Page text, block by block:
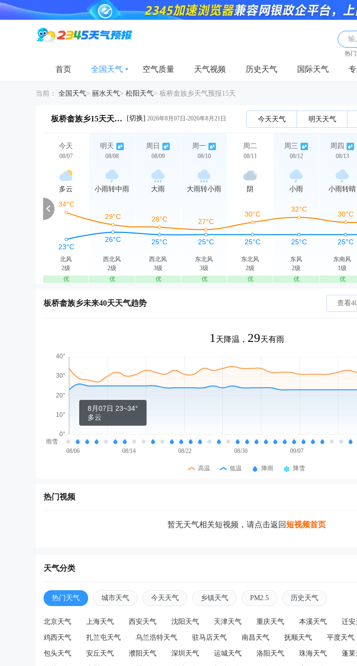
输
热
首页 全国天气 空气质量 天气视频 历史天气 国际天气
当前： 全国天气> 丽水天气> 松阳天气> 板桥畲族乡天气预报15天
板桥畲族乡15天天气详情 [切换] 2026年8月07日-2026年8月21日 今天天气 明天天气
今天
08/07
多云
北风
2级
优
明天
08/08
小雨转中雨
西北风
2级
优
周日
08/09
大雨
西北风
3级
优
周一
08/10
大雨转小雨
东北风
3级
优
周二
08/11
阴
东北风
2级
优
周三
08/12
小雨
东风
2级
优
周四
08/13
小雨转晴
东南风
1级
优
板桥畲族乡未来40天天气趋势 查看
1 天降温， 29天有雨
8月07日 23~34°
多云
雨雪
08/06
08/14 08/22 08/30 09/07
高温 低温 降雨 降雪
热门视频
暂无天气相关短视频，请点击返回短视频首页
天气分类
热门天气 城市天气 今天天气 乡镇天气 PM2.5 历史天气
北京天气 上海天气 西安天气 沈阳天气 天津天气 重庆天气 本溪天气 迁安
鸡西天气 扎兰屯天气 乌兰浩特天气 驻马店天气 南昌天气 抚顺天气 平度天气
包头天气 安丘天气 濮阳天气 深圳天气 运城天气 洛阳天气 珠海天气 蓬莱